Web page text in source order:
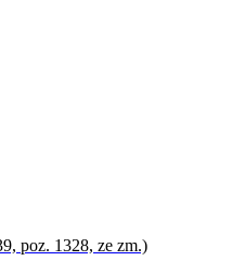
poz. 1328, ze zm.)